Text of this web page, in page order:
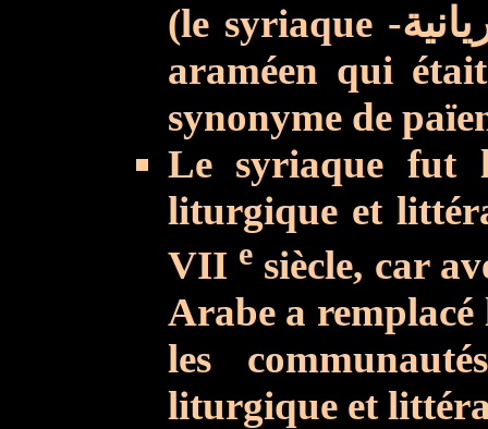
(le syriaque
araméen qui
synonyme de
Le syriaque fut
liturgique et
VII esiècle, car
Arabe a
les
liturgique et